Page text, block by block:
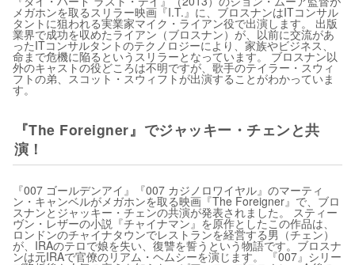
メガホンを取るスリラー映画『I.T.』に、ブロスナンはITコンサル
タントに狙われる実業家マイク・ライアン役で出演します。 出版
業界で成功を収めたライアン（ブロスナン）が、以前に交流があ
ったITコンサルタントのテクノロジーにより、家族やビジネス、
命まで危機に陥るというスリラーとなっています。 ブロスナン以
外のキャストの役どころは不明ですが、歌手のテイラー・スウィ
フトの弟、スコット・スウィフトが出演することがわかっていま
す。
『The Foreigner』でジャッキー・チェンと共
演！
『007 ゴールデンアイ』『007 カジノロワイヤル』のマーティ
ン・キャンベルがメガホンを取る映画『The Foreigner』で、ブロ
スナンとジャッキー・チェンの共演が発表されました。 スティー
ヴン・レザーの小説『チャイナマン』を原作としたこの作品は、
ロンドンのチャイナタウンでレストランを経営する男（チェン）
が、IRAのテロで娘を失い、復讐を誓うという物語です。ブロスナ
ンは元IRAで官僚のリアム・ヘムシーを演じます。 『007』シリー